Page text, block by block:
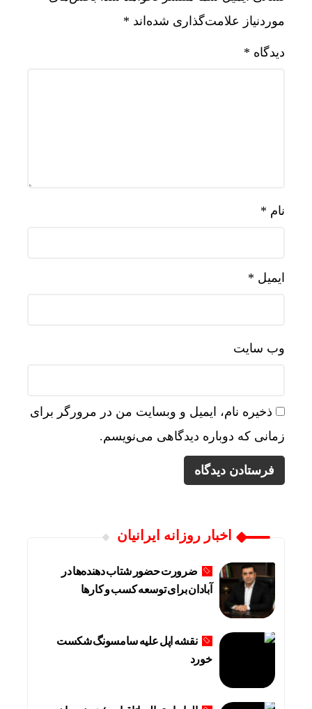
موردنیاز علامت‌گذاری شده‌اند *
دیدگاه *
نام *
ایمیل *
وب‌ سایت
ذخیره نام، ایمیل و وبسایت من در مرورگر برای
زمانی که دوباره دیدگاهی می‌نویسم.
اخبار روزانه ایرانیان
ضرورت حضور شتاب ‌دهنده‌ها در
آبادان برای توسعه کسب‌ و کارها
نقشه اپل علیه سامسونگ شکست
خورد